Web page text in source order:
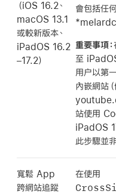
（ iOS 16.2 、
macOS 13.1
或較新版本、
iPadOS 16.2
–17.2）
會包括任
重要事項：
至
用户以第
內嵌網站（
站使用
iPadOS
此步驟並
寬鬆 App
跨網站追蹤
在使用